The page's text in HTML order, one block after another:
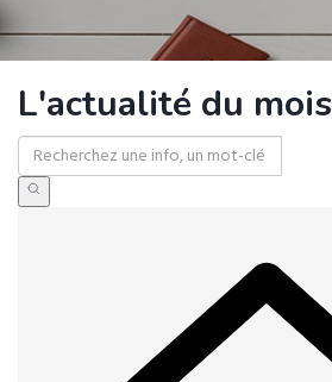
L'actualité du mois